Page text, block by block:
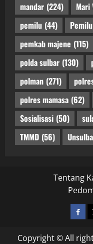
mandar (224) Mari
pemilu (44)
pemkab majene (115)
polda sulbar (130)
polman (271)
polres mamasa (62)
Sosialisasi (50)
TMMD (56)
Tentang
Copyright © All